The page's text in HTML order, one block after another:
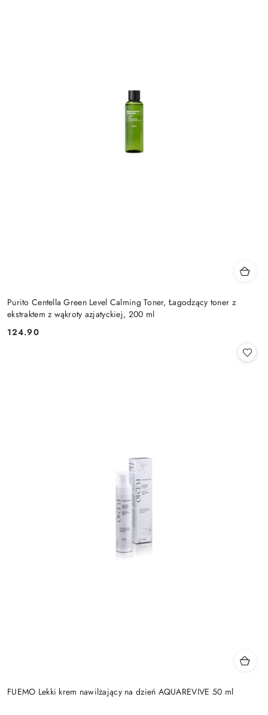
Purito Centella Green Level Calming Toner, Łagodzący toner z
ekstraktem z wąkroty azjatyckiej, 200 ml
Cena:
124.90
FUEMO Lekki krem nawilżający na dzień AQUAREVIVE 50 ml